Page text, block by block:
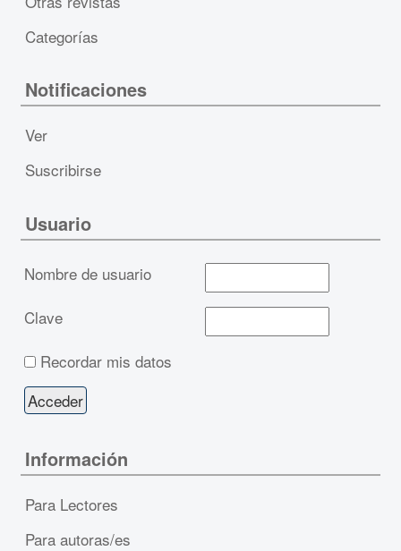
Categorías
Notificaciones
Ver
Suscribirse
Usuario
Nombre de usuario
Clave
Recordar mis datos
Información
Para Lectores
Para autoras/es